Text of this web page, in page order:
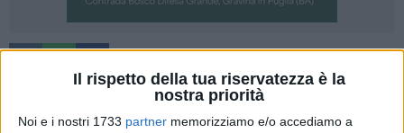
Il rispetto della tua riservatezza è la
nostra priorità
Noi e i nostri 1733 partner memorizziamo e/o accediamo a
A partire da domani entreranno in vigore alcune variazioni
alla viabilità e al trasporto pubblico urbano nella zona di